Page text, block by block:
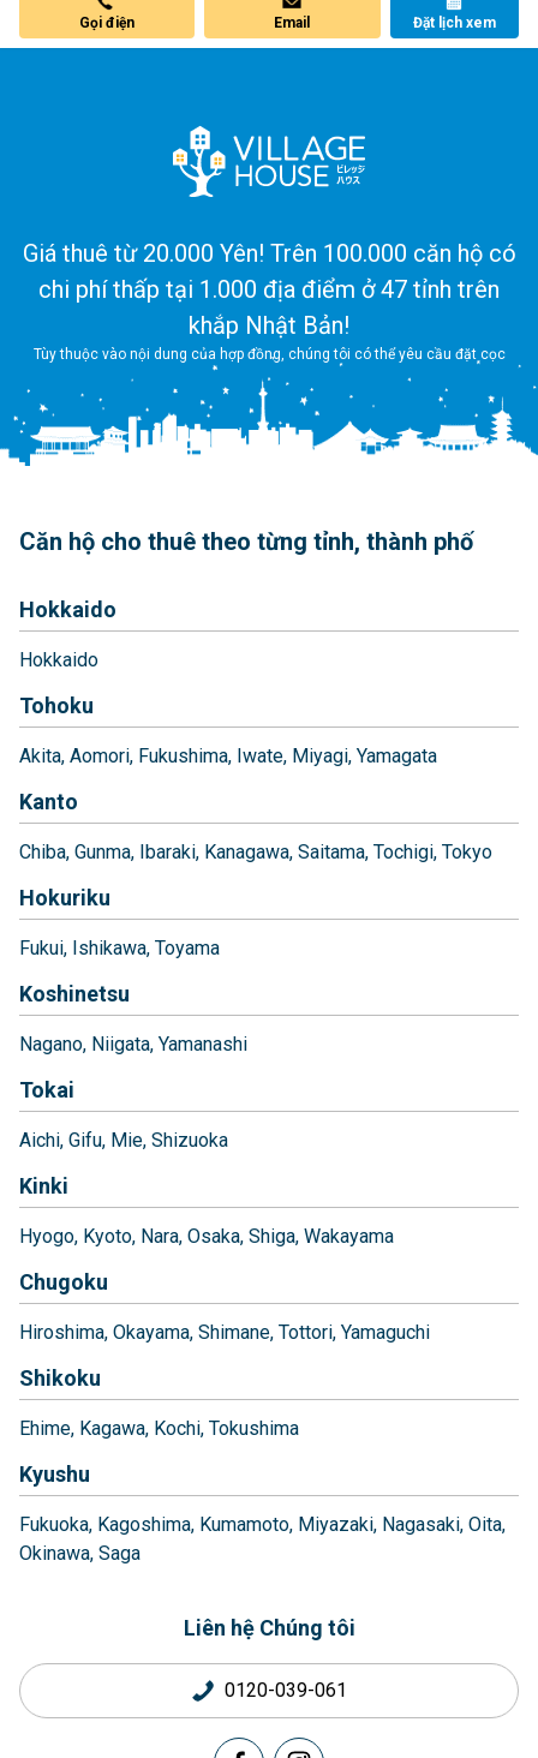
Gọi điện Email Đặt lịch xem
Giá thuê từ 20.000 Yên! Trên 100.000 căn hộ có
chi phí thấp tại 1.000 địa điểm ở 47 tỉnh trên
khắp Nhật Bản!
Tùy thuộc vào nội dung của hợp đồng, chúng tôi có thể yêu cầu đặt cọc
Căn hộ cho thuê theo từng tỉnh, thành phố
Hokkaido
Hokkaido
Tohoku
Akita Aomori Fukushima Iwate Miyagi Yamagata
Kanto
Chiba Gunma Ibaraki Kanagawa Saitama Tochigi Tokyo
Hokuriku
Fukui Ishikawa Toyama
Koshinetsu
Nagano Niigata Yamanashi
Tokai
Aichi Gifu Mie Shizuoka
Kinki
Hyogo Kyoto Nara Osaka Shiga Wakayama
Chugoku
Hiroshima Okayama Shimane Tottori Yamaguchi
Shikoku
Ehime Kagawa Kochi Tokushima
Kyushu
Fukuoka Kagoshima Kumamoto Miyazaki Nagasaki Oita
Okinawa Saga
Liên hệ Chúng tôi
0120-039-061